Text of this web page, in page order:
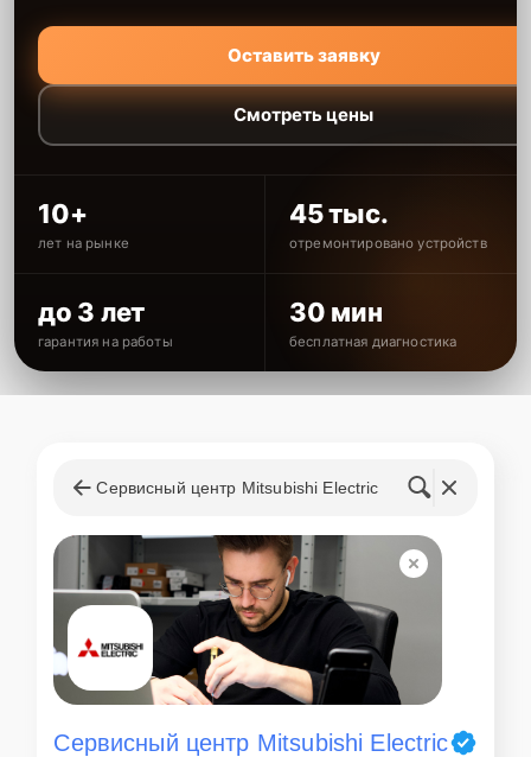
Оставить заявку
Смотреть цены
10+
лет на рынке
45 тыс.
отремонтировано устройств
до 3 лет
гарантия на работы
30 мин
бесплатная диагностика
Сервисный центр Mitsubishi Electric
Сервисный центр Mitsubishi Electric